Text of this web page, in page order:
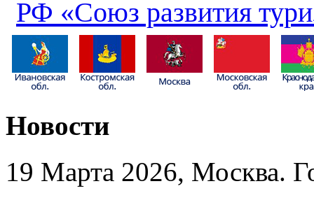
РФ «Союз развития
Новости
19 Марта 2026, Москва.